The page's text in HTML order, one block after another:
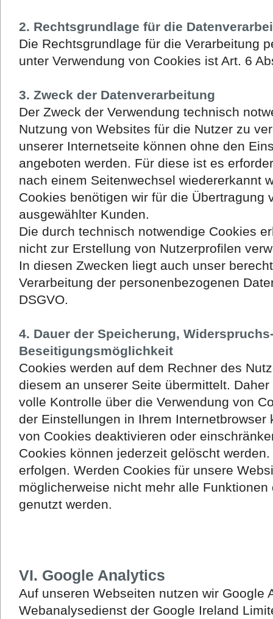
2. Rechtsgrundlage für die
Die Rechtsgrundlage für die Verarbeitung
unter Verwendung von Cookies ist Art. 6
3. Zweck der Datenverarbeitung
Der Zweck der Verwendung technisch
Nutzung von Websites für die Nutzer zu
unserer Internetseite können ohne den
angeboten werden. Für diese ist es
nach einem Seitenwechsel wiedererkannt
Cookies benötigen wir für die Übertragung
ausgewählter Kunden.
Die durch technisch notwendige Cookies
nicht zur Erstellung von Nutzerprofilen
In diesen Zwecken liegt auch unser
Verarbeitung der personenbezogenen
DSGVO.
4. Dauer der Speicherung,
Beseitigungsmöglichkeit
Cookies werden auf dem Rechner des
diesem an unserer Seite übermittelt.
volle Kontrolle über die Verwendung von
der Einstellungen in Ihrem Internetbrowser
von Cookies deaktivieren oder
Cookies können jederzeit gelöscht
erfolgen. Werden Cookies für unsere
möglicherweise nicht mehr alle
genutzt werden.
VI. Google Analytics
Auf unseren Webseiten nutzen wir Google
Webanalysedienst der Google Ireland